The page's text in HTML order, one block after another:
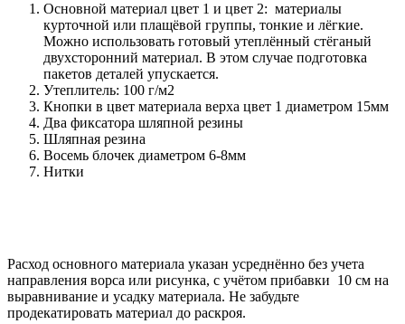
Основной материал цвет 1 и цвет 2: материалы
курточной или плащёвой группы, тонкие и лёгкие.
Можно использовать готовый утеплённый стёганый
двухсторонний материал. В этом случае подготовка
пакетов деталей упускается.
Утеплитель: 100 г/м2
Кнопки в цвет материала верха цвет 1 диаметром 15мм
Два фиксатора шляпной резины
Шляпная резина
Восемь блочек диаметром 6-8мм
Нитки
Расход основного материала указан усреднённо без учета
направления ворса или рисунка, с учётом прибавки 10 см на
выравнивание и усадку материала. Не забудьте
продекатировать материал до раскроя.